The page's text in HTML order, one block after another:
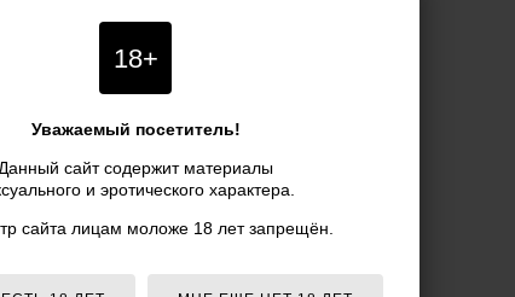
18+
Уважаемый посетитель!
Данный сайт содержит материалы
и эротического характера.
сайта лицам моложе 18 лет запрещён.